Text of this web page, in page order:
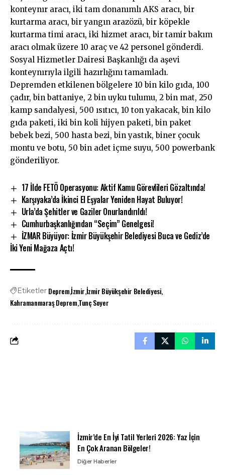
konteynır aracı, iki tam donanımlı AKS aracı, bir
kurtarma aracı, bir yangın arazözü, bir köpekle
kurtarma timi aracı, iki hizmet aracı, bir tamir bakım
aracı olmak üzere 10 araç ve 42 personel gönderdi.
Sosyal Hizmetler Dairesi Başkanlığı da aşevi
konteynırıyla ilgili hazırlığını tamamladı.
Depremden etkilenen bölgelere 10 bin kilo gıda, 100
çadır, bin battaniye, 2 bin uyku tulumu, 2 bin mat, 250
kamp sandalyesi, 500 ısıtıcı, 10 ton yakacak, bin kilo
gıda paketi, iki bin koli hijyen paketi, bin paket
bebek bezi, 500 hasta bezi, bin yastık, biner çocuk
montu ve botu, 50 bin adet içme suyu, 500 powerbank
gönderiliyor.
17 İlde FETÖ Operasyonu: Aktif Kamu Görevlileri Gözaltında!
Karşıyaka’da İkinci El Eşyalar Yeniden Hayat Buluyor!
Urla’da Şehitler ve Gaziler Onurlandırıldı!
Cumhurbaşkanlığından “Seçim” Genelgesi!
İZMAR Büyüyor: İzmir Büyükşehir Belediyesi Buca ve Gediz’de
İki Yeni Mağaza Açtı!
Etiketler Depremİzmirİzmir Büyükşehir Belediyesi
Kahramanmaraş DepremTunç Soyer
İzmir’de En İyi Tatil Yerleri 2026: Yaz İçin
En Çok Aranan Bölgeler!
Diğer Haberler